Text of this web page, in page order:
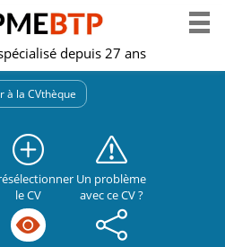
depuis 27 ans
à la CVthèque
le CV
Un problème
avec ce CV ?